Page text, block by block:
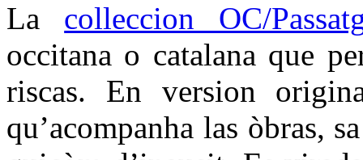
La colleccion OC/
occitana o catalana que
riscas. En version
qu’acompanha las òbras,